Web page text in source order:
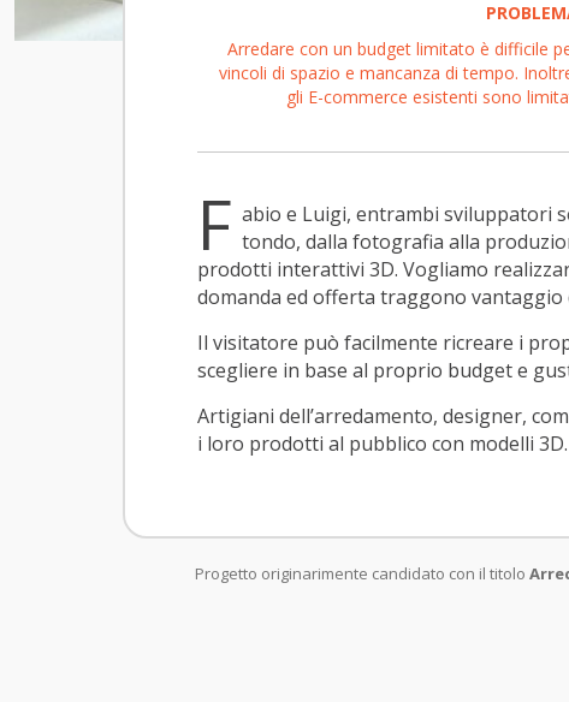
Arredare con un budget limitato è difficile
vincoli di spazio e mancanza di tempo.
gli E-commerce esistenti sono
F abio e Luigi, entrambi sviluppatori
tondo, dalla fotografia alla
prodotti interattivi 3D. Vogliamo
domanda ed offerta traggono vantaggio
Il visitatore può facilmente ricreare i
scegliere in base al proprio budget e
Artigiani dell’arredamento, designer,
i loro prodotti al pubblico con modelli 3D.
Progetto originarimente candidato con il titolo